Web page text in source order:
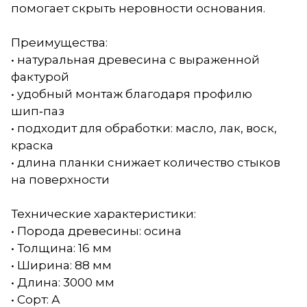
помогает скрыть неровности основания.
Преимущества:
• натуральная древесина с выраженной
фактурой
• удобный монтаж благодаря профилю
шип‑паз
• подходит для обработки: масло, лак, воск,
краска
• длина планки снижает количество стыков
на поверхности
Технические характеристики:
• Порода древесины: осина
• Толщина: 16 мм
• Ширина: 88 мм
• Длина: 3000 мм
• Сорт: А